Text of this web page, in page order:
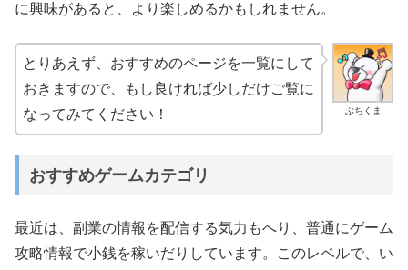
に興味があると、より楽しめるかもしれません。
ぶちくま
とりあえず、おすすめのページを一覧にして
おきますので、もし良ければ少しだけご覧に
なってみてください！
おすすめゲームカテゴリ
最近は、副業の情報を配信する気力もへり、普通にゲーム
攻略情報で小銭を稼いだりしています。このレベルで、い